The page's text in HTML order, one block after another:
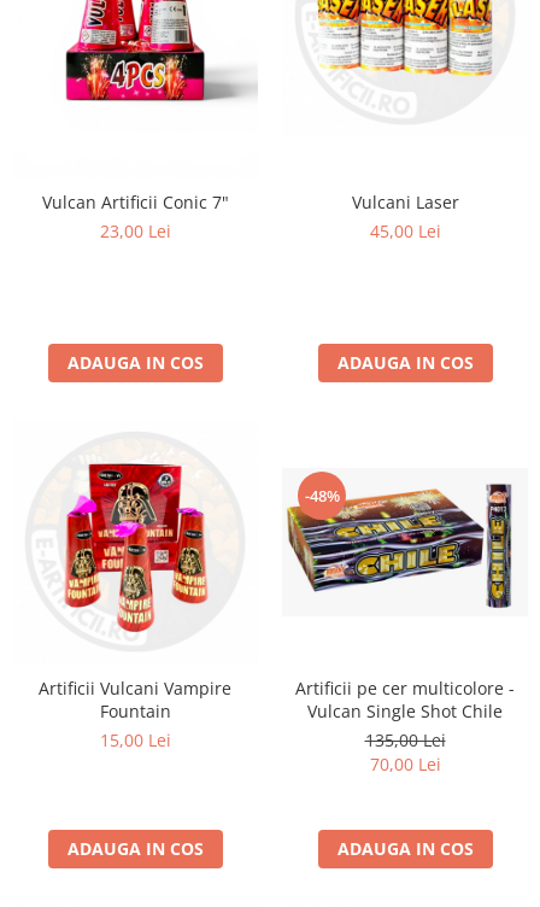
Vulcan Artificii Conic 7"
23,00 Lei
ADAUGA IN COS
Vulcani Laser
45,00 Lei
ADAUGA IN COS
Artificii Vulcani Vampire
Fountain
15,00 Lei
ADAUGA IN COS
-48%
Artificii pe cer multicolore -
Vulcan Single Shot Chile
135,00 Lei
70,00 Lei
ADAUGA IN COS